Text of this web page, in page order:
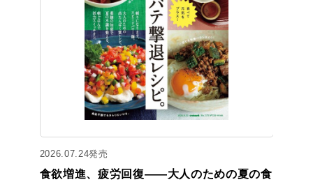
2026.07.24発売
食欲増進、疲労回復——大人のための夏の食